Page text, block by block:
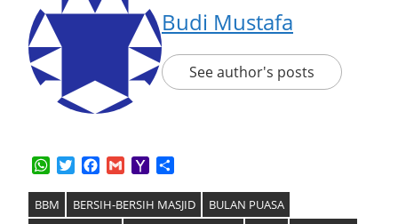
Budi Mustafa
See author's posts
WhatsApp
TwitterFacebook
GmailYahoo
BBM BERSIH-BERSIH MASJID
BULAN PUASA